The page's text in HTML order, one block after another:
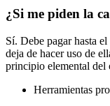
¿Si me piden la
Sí. Debe pagar hasta
deja de hacer uso de
principio elemental del
Herramientas